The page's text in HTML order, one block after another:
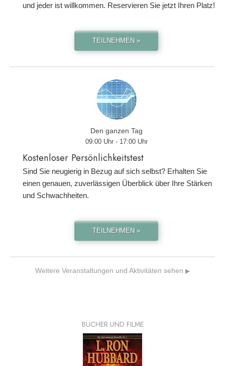
und jeder ist willkommen. Reservieren Sie jetzt Ihren Platz!
TEILNEHMEN »
Den ganzen Tag
09:00 Uhr - 17:00 Uhr
Kostenloser Persönlichkeitstest
Sind Sie neugierig in Bezug auf sich selbst? Erhalten Sie
einen genauen, zuverlässigen Überblick über Ihre Stärken
und Schwachheiten.
TEILNEHMEN »
Weitere Veranstaltungen und Aktivitäten sehen ▶
BÜCHER UND FILME